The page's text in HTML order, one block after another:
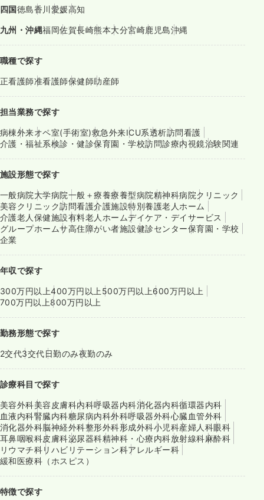
四国徳島香川愛媛高知
九州・沖縄福岡佐賀長崎熊本大分宮崎鹿児島沖縄
職種で探す
正看護師准看護師保健師助産師
担当業務で探す
病棟外来オペ室(手術室)救急外来ICU系透析訪問看護
介護・福祉系検診・健診保育園・学校訪問診療内視鏡治験関連
施設形態で探す
一般病院大学病院一般＋療養療養型病院精神科病院クリニック
美容クリニック訪問看護介護施設特別養護老人ホーム
介護老人保健施設有料老人ホームデイケア・デイサービス
グループホームサ高住障がい者施設健診センター保育園・学校
企業
年収で探す
300万円以上400万円以上 500万円以上600万円以上
700万円以上800万円以上
勤務形態で探す
2交代3交代日勤のみ夜勤のみ
診療科目で探す
美容外科美容皮膚科内科呼吸器内科消化器内科循環器内科
血液内科腎臓内科糖尿病内科外科呼吸器外科心臓血管外科
消化器外科脳神経外科整形外科形成外科小児科産婦人科眼科
耳鼻咽喉科皮膚科泌尿器科精神科・心療内科放射線科麻酔科
リウマチ科リハビリテーション科アレルギー科
緩和医療科（ホスピス）
特徴で探す